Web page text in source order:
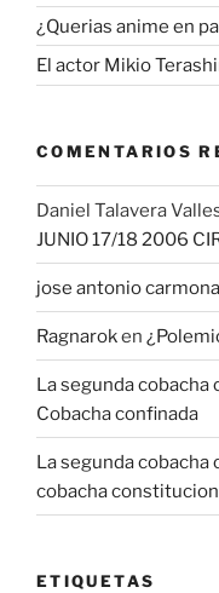
¿Querias anime en
El actor Mikio
COMENTARIOS
Daniel Talavera
JUNIO 17/18 2006
jose antonio
Ragnaroken
La segunda
Cobacha confinada
La segunda
cobacha
ETIQUETAS